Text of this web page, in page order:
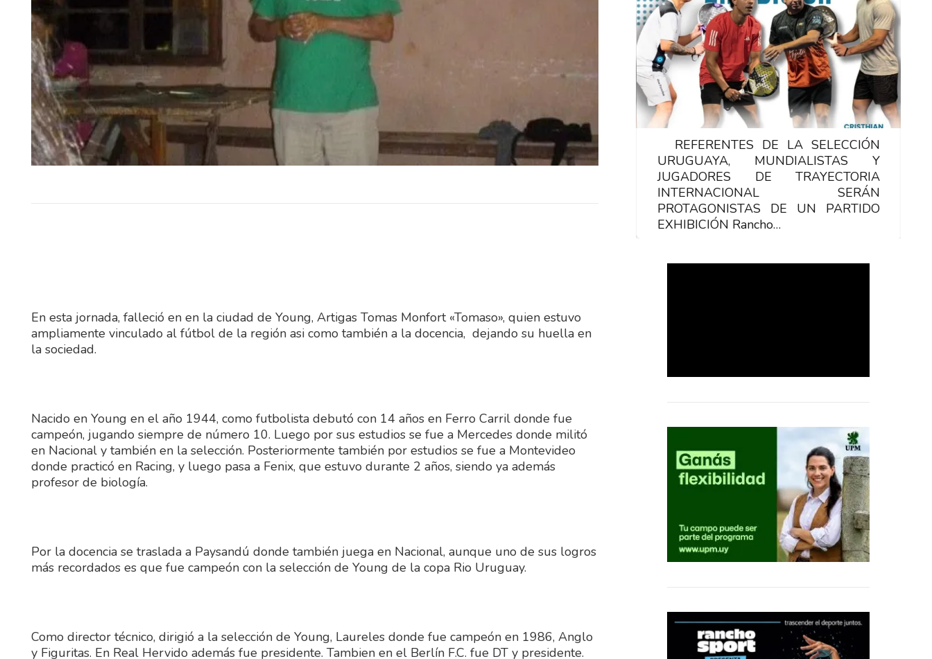
En esta jornada, falleció en en la ciudad de Young, Artigas Tomas Monfort «Tomaso», quien estuvo
ampliamente vinculado al fútbol de la región asi como también a la docencia, dejando su huella en
la sociedad.
Nacido en Young en el año 1944, como futbolista debutó con 14 años en Ferro Carril donde fue
campeón, jugando siempre de número 10. Luego por sus estudios se fue a Mercedes donde militó
en Nacional y también en la selección. Posteriormente también por estudios se fue a Montevideo
donde practicó en Racing, y luego pasa a Fenix, que estuvo durante 2 años, siendo ya además
profesor de biología.
Por la docencia se traslada a Paysandú donde también juega en Nacional, aunque uno de sus logros
más recordados es que fue campeón con la selección de Young de la copa Rio Uruguay.
Como director técnico, dirigió a la selección de Young, Laureles donde fue campeón en 1986, Anglo
y Figuritas. En Real Hervido además fue presidente. Tambien en el Berlín F.C. fue DT y presidente.
REFERENTES DE LA SELECCIÓN
URUGUAYA, MUNDIALISTAS Y
REFERENTES DE LA SELECCIÓN
URUGUAYA, MUNDIALISTAS Y
REFERENTES DE LA SELECCIÓN
URUGUAYA, MUNDIALISTAS Y
JUGADORES DE TRAYECTORIA
INTERNACIONAL SERÁN
PROTAGONISTAS DE UN PARTIDO
EXHIBICIÓN Rancho…